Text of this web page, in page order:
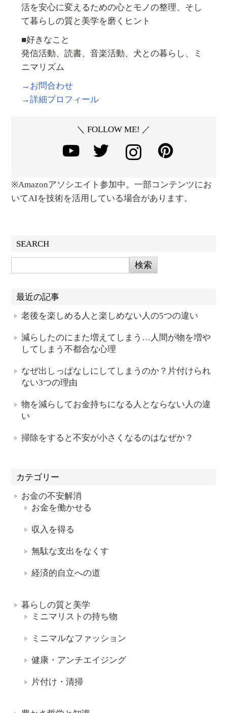
活を安心に変えるための心とモノの整理、そし
て暮らしの質と美学を磨くヒント
■好きなこと
発信活動、読書、音楽活動、犬との暮らし、ミ
ニマリズム
→お問合わせ
→詳細プロフィール
＼ FOLLOW ME! ／
※Amazonアソシエイト参加中。一部コンテンツにお
いてAIを技術を活用している場合があります。
SEARCH
最近の記事
老後を楽しめる人と楽しめない人の5つの違い
減らしたのにまた増えてしまう…人間が物を増や
してしまう不都合な心理
なぜ出しっぱなしにしてしまうのか？片付けられ
ない3つの理由
物を減らしてお金持ちになる人とならない人の違
い
掃除をすると不安が小さくなるのはなぜか？
カテゴリー
お金の不安解消
お金を働かせる
収入を得る
無駄な支出をなくす
経済的自立への道
暮らしの質と美学
ミニマリストの持ち物
ミニマルなファッション
健康・アンチエイジング
片付け・清掃